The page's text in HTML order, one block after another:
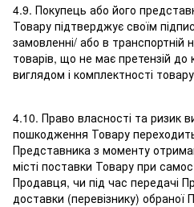
4.9. Покупець або його
Товару підтверджує своїм
замовленні/ або в транспортній
товарів, що не має претензій до
виглядом і комплектності
4.10. Право власності та ризик
пошкодження Товару
Представника з моменту
місті поставки Товару при
Продавця, чи під час передачі
доставки (перевізнику) обраної